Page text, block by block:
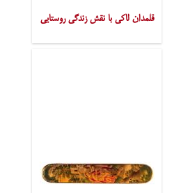
قلمدان لاکی با نقش زندگی روستایی